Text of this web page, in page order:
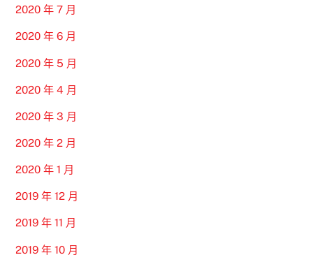
2020 年 7 月
2020 年 6 月
2020 年 5 月
2020 年 4 月
2020 年 3 月
2020 年 2 月
2020 年 1 月
2019 年 12 月
2019 年 11 月
2019 年 10 月